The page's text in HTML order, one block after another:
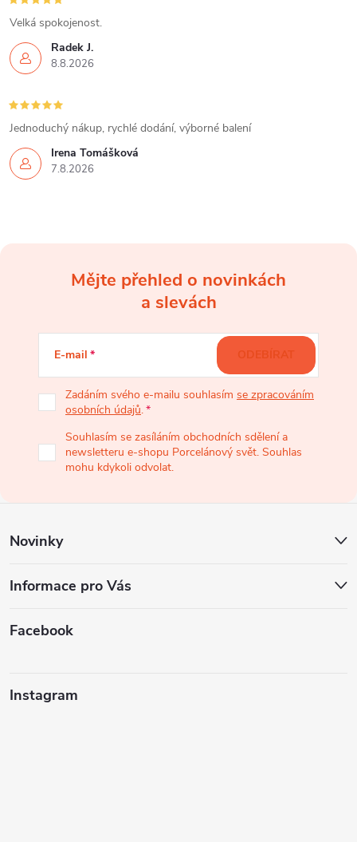
v
k
y
v
ý
p
Radek J.
8.8.2026
Velká spokojenost.
Irena Tomášková
7.8.2026
Jednoduchý nákup, rychlé dodání, výborné balení
í
Mějte přehled o novinkách
a slevách
E-mail
Zadáním svého e-mailu souhlasím se zpracováním
osobních údajů.
Souhlasím se zasíláním obchodních sdělení a
newsletteru e-shopu Porcelánový svět. Souhlas
mohu kdykoli odvolat.
ODEBÍRAT
Novinky
Informace pro Vás
Facebook
Instagram